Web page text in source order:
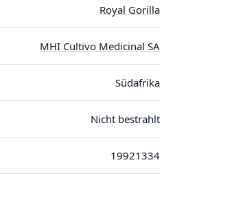
Royal Gorilla
MHI Cultivo Medicinal SA
Südafrika
Nicht bestrahlt
19921334